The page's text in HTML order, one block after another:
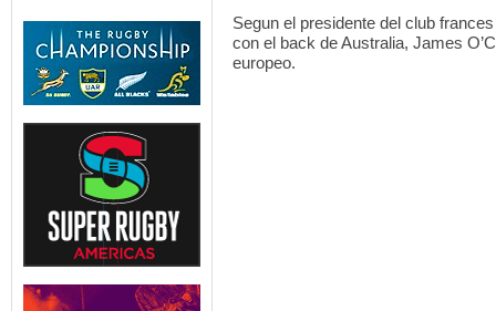
Segun el presidente del club
con el back de Australia, James
europeo.